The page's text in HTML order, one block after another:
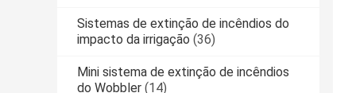
Sistemas de extinção de incêndios do
impacto da irrigação (36)
Mini sistema de extinção de incêndios
do Wobbler (14)